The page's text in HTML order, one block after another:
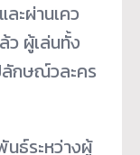
ะผ่านเคว
ว ผู้เล่นทั้ง
ลักษณ์วละคร
นธ์ระหว่างผู้